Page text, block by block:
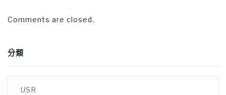
Comments are closed.
分類
USR